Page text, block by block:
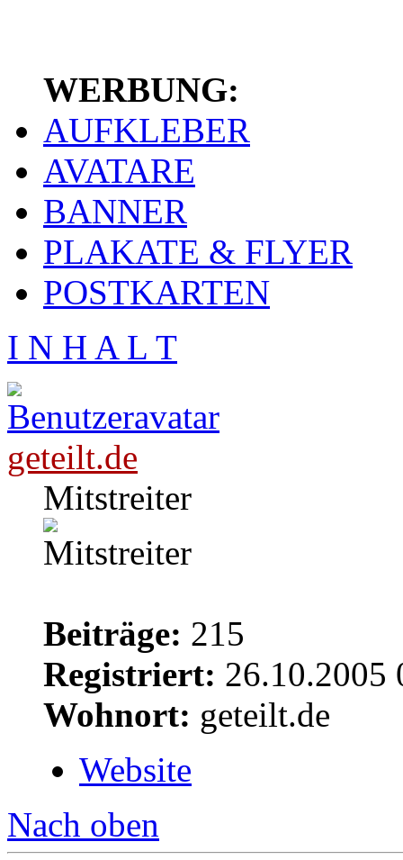
WERBUNG:
AUFKLEBER
AVATARE
BANNER
PLAKATE & FLYER
POSTKARTEN
I N H A L T
geteilt.de
Mitstreiter
Beiträge: 215
Registriert: 26.10.2005
Wohnort: geteilt.de
Website
Nach oben